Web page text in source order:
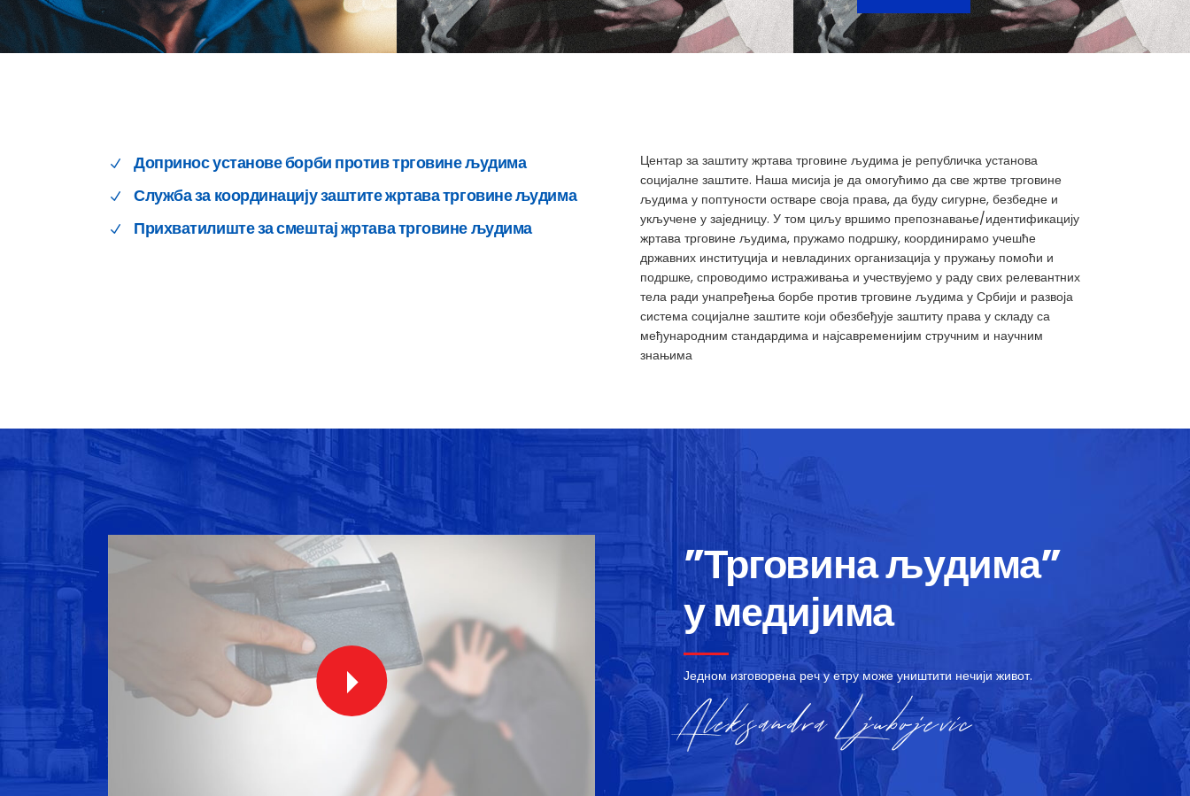
Допринос установе борби против трговине људима
Служба за координацију заштите жртава трговине људима
Прихватилиште за смештај жртава трговине људима
Центар за заштиту жртава трговине људима је републичка установа
социјалне заштите. Наша мисија је да омогућимо да све жртве трговине
људима у поптуности остваре своја права, да буду сигурне, безбедне и
укључене у заједницу. У том циљу вршимо препознавање/идентификацију
жртава трговине људима, пружамо подршку, координирамо учешће
државних институција и невладиних организација у пружању помоћи и
подршке, спроводимо истраживања и учествујемо у раду свих релевантних
тела ради унапређења борбе против трговине људима у Србији и развоја
система социјалне заштите који обезбеђује заштиту права у складу са
међународним стандардима и најсавременијим стручним и научним
знањима
”Трговина људима”
у медијима
Једном изговорена реч у етру може уништити нечији живот.
Aleksandra Ljubojevic